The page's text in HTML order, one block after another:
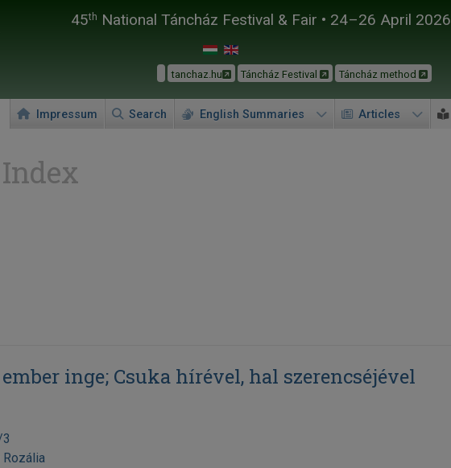
45th National Táncház Festival & Fair • 24–26 April 2026
tanchaz.hu Táncház Festival Táncház method
Impressum Search English Summaries Articles
inge; Csuka hírével, hal szerencséjével
Rozália